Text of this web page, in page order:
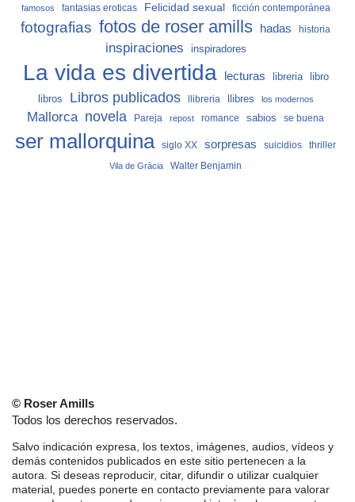
famosos fantasias eroticas Felicidad sexual ficción contemporánea
fotografias fotos de roser amills hadas historia
inspiraciones inspiradores
La vida es divertida lecturas libreria
libro
libros
Libros publicados llibreria llibres los modernos
Mallorca novela Pareja repost romance sabios se buena
ser mallorquina siglo XX sorpresas suicidios thriller
Vila de Gràcia Walter Benjamin
© Roser Amills
Todos los derechos reservados.
Salvo indicación expresa, los textos, imágenes, audios, vídeos y
demás contenidos publicados en este sitio pertenecen a la
autora. Si deseas reproducir, citar, difundir o utilizar cualquier
material, puedes ponerte en contacto previamente para valorar